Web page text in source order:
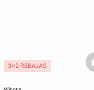
3x2 REBAJAS